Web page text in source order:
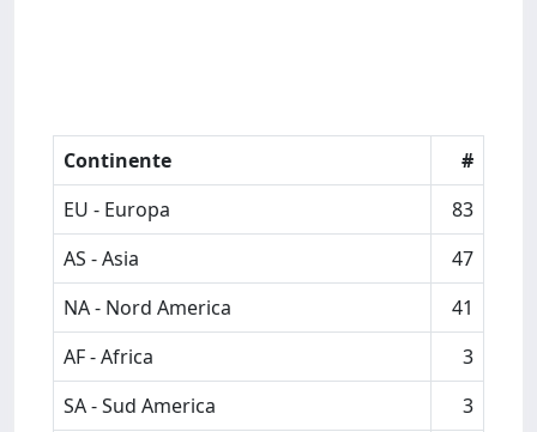
Continente
#
EU - Europa
83
AS - Asia
47
NA - Nord America
41
AF - Africa
3
SA - Sud America
3